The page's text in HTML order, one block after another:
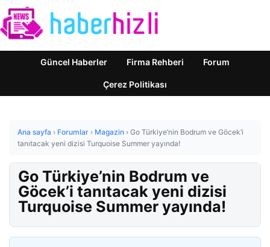
Güncel Haberler Firma Rehberi Forum
Çerez Politikası
Ana sayfa › Forumlar › Magazin › Go Türkiye’nin Bodrum ve Göcek’i
tanıtacak yeni dizisi Turquoise Summer yayında!
Go Türkiye’nin Bodrum ve
Göcek’i tanıtacak yeni dizisi
Turquoise Summer yayında!